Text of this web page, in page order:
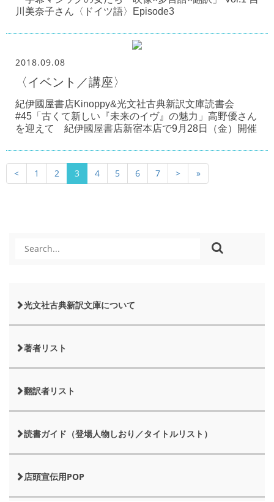
川美奈子さん〈ドイツ語〉Episode3
2018.09.08
〈イベント／講座〉
紀伊國屋書店Kinoppy&光文社古典新訳文庫読書会
#45「古くて新しい『未来のイヴ』の魅力」高野優さん
を迎えて 紀伊國屋書店新宿本店で9月28日（金）開催
< 1 2 3 4 5 6 7 > »
光文社古典新訳文庫について
著者リスト
翻訳者リスト
読書ガイド（登場人物しおり／タイトルリスト）
店頭宣伝用POP